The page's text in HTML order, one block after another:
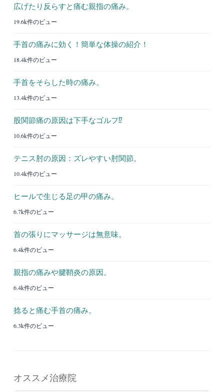
広げたり反らすと痛む親指の痛み。
19.6k件のビュー
手首の痛みに効く！簡単な体操の紹介！
18.4k件のビュー
手首をそらした時の痛み。
13.4k件のビュー
股関節痛の原因は下手なゴルフ⁉︎
10.6k件のビュー
テニス肘の原因：ズレやすい肘関節。
10.4k件のビュー
ヒールで生じる足の甲の痛み。
6.7k件のビュー
首の張りにマッサージは無意味。
6.4k件のビュー
親指の痛みや腱鞘炎の原因。
6.4k件のビュー
捻ると痛む手首の痛み。
6.3k件のビュー
オススメ治療院